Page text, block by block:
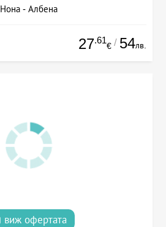
Нона - Албена
27.61
€ / 54лв.
виж офертата